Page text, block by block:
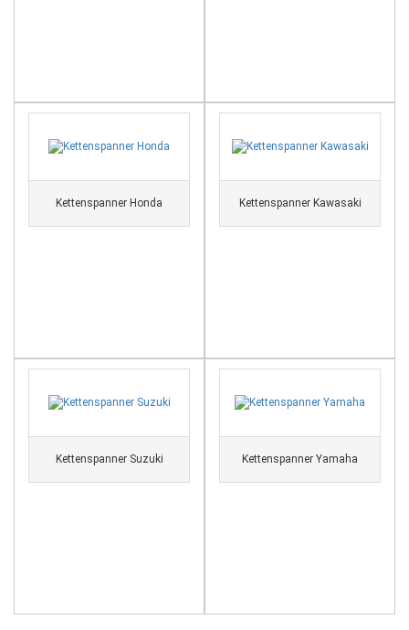
Kettenspanner Honda Kettenspanner Kawasaki
Kettenspanner Suzuki Kettenspanner Yamaha